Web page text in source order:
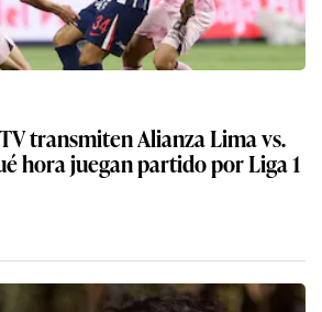
transmiten Alianza Lima vs.
hora juegan partido por Liga 1